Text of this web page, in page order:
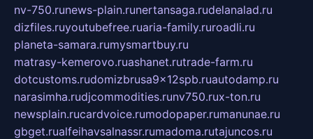
nv-750.runews-plain.runertansaga.rudelanalad.ru
dizfiles.ruyoutubefree.ruaria-family.ruroadli.ru
planeta-samara.rumysmartbuy.ru
matrasy-kemerovo.ruashanet.rutrade-farm.ru
dotcustoms.rudomizbrusa9x12spb.ruautodamp.ru
narasimha.rudjcommodities.runv750.rux-ton.ru
newsplain.rucardvoice.rumodopaper.rumanunae.ru
gbget.rualfeihavsalnassr.rumadoma.rutajuncos.ru